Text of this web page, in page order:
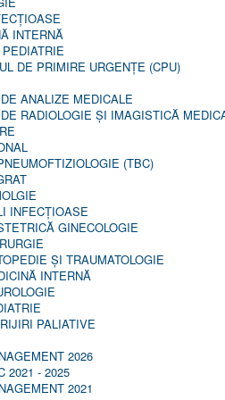
INTERNĂ
DE PRIMIRE URGENȚE (CPU)
ANALIZE MEDICALE
RADIOLOGIE ŞI IMAGISTICĂ
(TBC)
INFECŢIOASE
GINECOLOGIE
ȘI TRAUMATOLOGIE
INTERNĂ
PALIATIVE
2026
2021 - 2025
2021